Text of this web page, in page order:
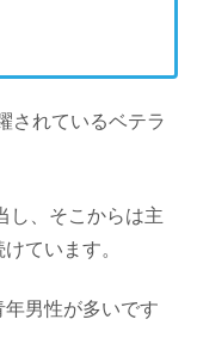
されているベテラ
し、そこからは主
ています。
男性が多いです